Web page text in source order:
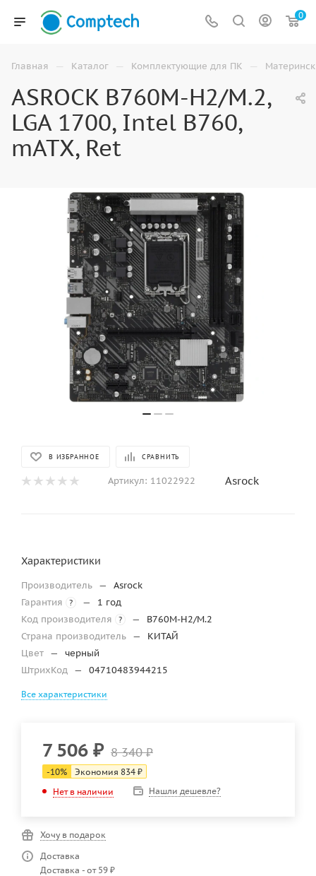
0
Главная — Каталог — Комплектующие для ПК —
ASROCK B760M-H2/M.2,
LGA 1700, Intel B760,
mATX, Ret
В ИЗБРАННОЕ СРАВНИТЬ
Артикул: 11022922 Asrock
Характеристики
Производитель —
Asrock
Гарантия
? —
1 год
Код производителя
? —
B760M-H2/M.2
Страна производитель —
КИТАЙ
Цвет —
черный
ШтрихКод — 04710483944215
Все характеристики
7 506 ₽ 8 340₽
-10% Экономия 834 ₽
Нет в наличии
Нашли дешевле?
Хочу в подарок
Доставка
Доставка - от 59 ₽